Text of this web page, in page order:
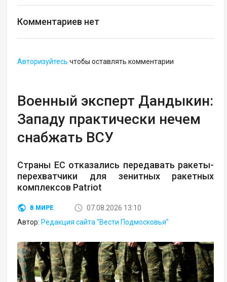
Комментариев нет
Авторизуйтесь чтобы оставлять комментарии
Военный эксперт Дандыкин:
Западу практически нечем
снабжать ВСУ
Страны ЕС отказались передавать ракеты-
перехватчики для зенитных ракетных
комплексов Patriot
В МИРЕ
07.08.2026 13:10
Автор: Редакция сайта "Вести Подмосковья"